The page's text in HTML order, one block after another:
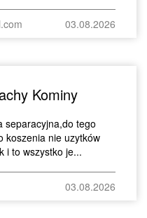
03.08.2026
Kominy
separacyjna,do tego
koszenia nie uzytków
i to wszystko je...
03.08.2026